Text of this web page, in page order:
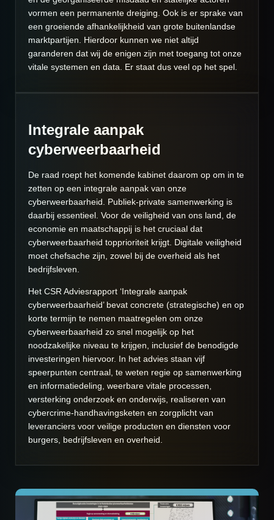
vormen een permanente dreiging. Ook is er sprake van
een groeiende afhankelijkheid van grote buitenlandse
marktpartijen. Hierdoor kunnen we niet altijd
garanderen dat wij de enigen zijn met toegang tot onze
vitale systemen en data. Er staat dus veel op het spel.
Integrale aanpak
cyberweerbaarheid
De raad roept het komende kabinet daarom op om in te
zetten op een integrale aanpak van onze
cyberweerbaarheid. Publiek-private samenwerking is
daarbij essentieel. Voor de veiligheid van ons land, de
economie en maatschappij is het cruciaal dat
cyberweerbaarheid topprioriteit krijgt. Digitale veiligheid
moet chefsache zijn, zowel bij de overheid als het
bedrijfsleven.
Het CSR Adviesrapport ‘Integrale aanpak
cyberweerbaarheid’ bevat concrete (strategische) en op
korte termijn te nemen maatregelen om onze
cyberweerbaarheid zo snel mogelijk op het
noodzakelijke niveau te krijgen, inclusief de benodigde
investeringen hiervoor. In het advies staan vijf
speerpunten centraal, te weten regie op samenwerking
en informatiedeling, weerbare vitale processen,
versterking onderzoek en onderwijs, realiseren van
cybercrime-handhavingsketen en zorgplicht van
leveranciers voor veilige producten en diensten voor
burgers, bedrijfsleven en overheid.